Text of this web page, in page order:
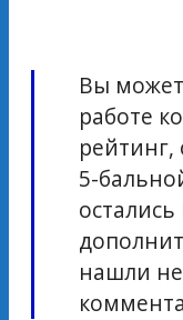
Вы
работе
рейтинг,
5-
нашли